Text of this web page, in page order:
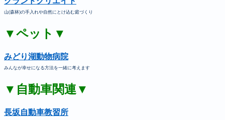
山(森林)の手入れや自然にとけ込む庭づくり
▼ペット▼
みどり湖動物病院
みんなが幸せになる方法を一緒に考えます
▼自動車関連▼
長坂自動車教習所